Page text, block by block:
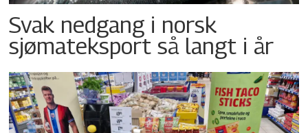
Svak nedgang i norsk
sjømateksport så langt i år